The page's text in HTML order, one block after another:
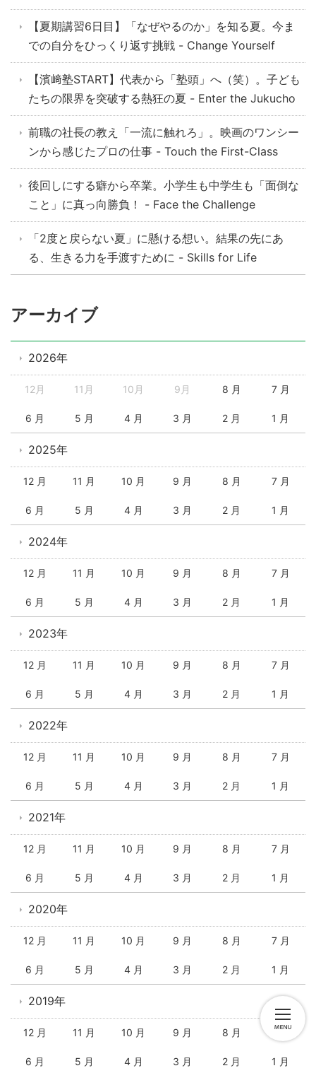
【夏期講習6日目】「なぜやるのか」を知る夏。今ま
での自分をひっくり返す挑戦 - Change Yourself
【濱﨑塾START】代表から「塾頭」へ（笑）。子ども
たちの限界を突破する熱狂の夏 - Enter the Jukucho
前職の社長の教え「一流に触れろ」。映画のワンシー
ンから感じたプロの仕事 - Touch the First-Class
後回しにする癖から卒業。小学生も中学生も「面倒な
こと」に真っ向勝負！ - Face the Challenge
「2度と戻らない夏」に懸ける想い。結果の先にあ
る、生きる力を手渡すために - Skills for Life
アーカイブ
2026年
12月 11月 10月 9月 8 月 7 月
6 月 5 月 4 月 3 月 2 月 1 月
2025年
12 月 11 月 10 月 9 月 8 月 7 月
6 月 5 月 4 月 3 月 2 月 1 月
2024年
12 月 11 月 10 月 9 月 8 月 7 月
6 月 5 月 4 月 3 月 2 月 1 月
2023年
12 月 11 月 10 月 9 月 8 月 7 月
6 月 5 月 4 月 3 月 2 月 1 月
2022年
12 月 11 月 10 月 9 月 8 月 7 月
6 月 5 月 4 月 3 月 2 月 1 月
2021年
12 月 11 月 10 月 9 月 8 月 7 月
6 月 5 月 4 月 3 月 2 月 1 月
2020年
12 月 11 月 10 月 9 月 8 月 7 月
6 月 5 月 4 月 3 月 2 月 1 月
2019年
12 月 11 月 10 月 9 月 8 月 7 月
6 月 5 月 4 月 3 月 2 月 1 月